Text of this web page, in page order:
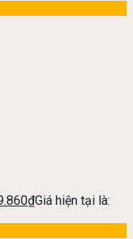
₫Giá hiện tại là: